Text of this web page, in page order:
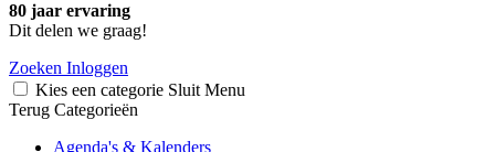
80 jaar ervaring
Dit delen we graag!
Zoeken Inloggen
Kies een categorie Sluit Menu
Terug Categorieën
Agenda's & Kalenders